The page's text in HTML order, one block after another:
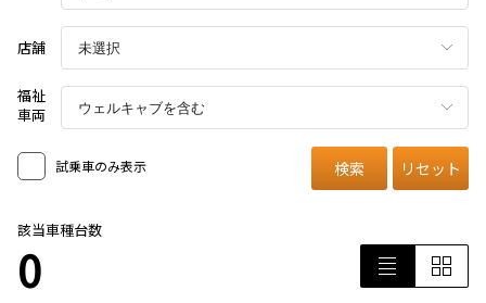
店舗
福祉
車両
試乗車のみ表示 検索 リセット
該当車種台数
0